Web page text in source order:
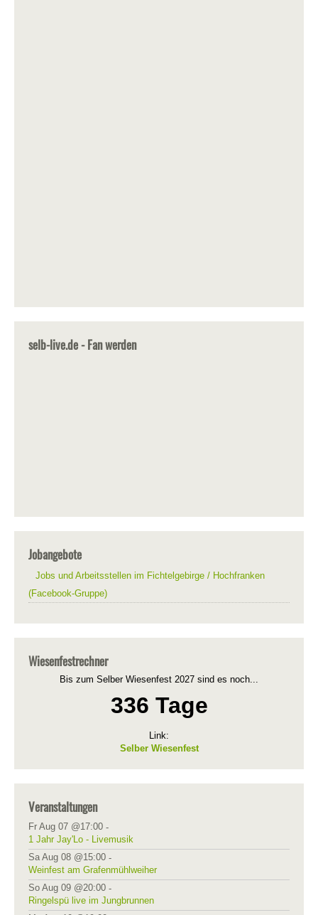
selb-live.de - Fan werden
Jobangebote
Jobs und Arbeitsstellen im Fichtelgebirge / Hochfranken
(Facebook-Gruppe)
Wiesenfestrechner
Bis zum Selber Wiesenfest 2027 sind es noch...
336 Tage
Link:
Selber Wiesenfest
Veranstaltungen
Fr Aug 07 @17:00 -
1 Jahr Jay'Lo - Livemusik
Sa Aug 08 @15:00 -
Weinfest am Grafenmühlweiher
So Aug 09 @20:00 -
Ringelspü live im Jungbrunnen